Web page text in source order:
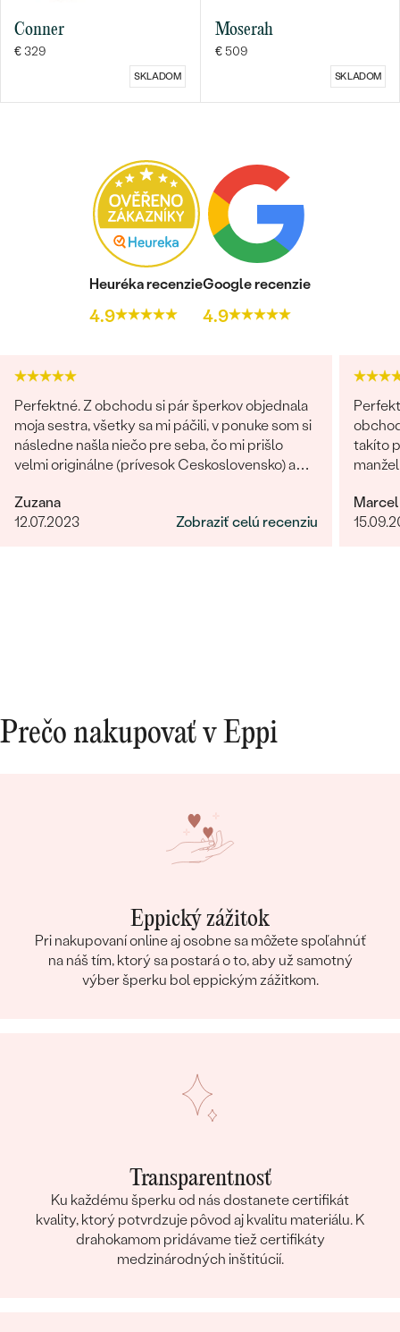
Conner
€ 329
SKLADOM
Moserah
€ 509
SKLADOM
Heuréka recenzie
4.9
Google recenzie
4.9
Perfektné. Z obchodu si pár šperkov objednala
moja sestra, všetky sa mi páčili, v ponuke som si
následne našla niečo pre seba, čo mi prišlo
velmi originálne (prívesok Ceskoslovensko) a
komunikácia a doručenie tovaru na 1 s ⭐️.
Obchod a tovar odporúčam, kto hladá šperk,
Zuzana
12.07.2023
Zobraziť celú recenziu
takíto
Marcel
Prečo nakupovať v Eppi
Eppický zážitok
Pri nakupovaní online aj osobne sa môžete spoľahnúť
na náš tím, ktorý sa postará o to, aby už samotný
výber šperku bol eppickým zážitkom.
Transparentnosť
Ku každému šperku od nás dostanete certifikát
kvality, ktorý potvrdzuje pôvod aj kvalitu materiálu. K
drahokamom pridávame tiež certifikáty
medzinárodných inštitúcií.